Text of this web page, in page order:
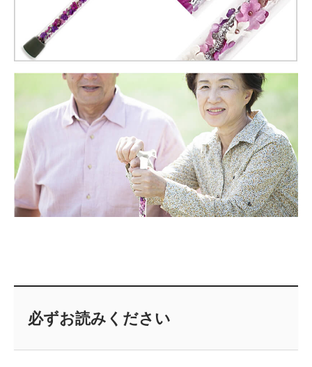
必ずお読みください